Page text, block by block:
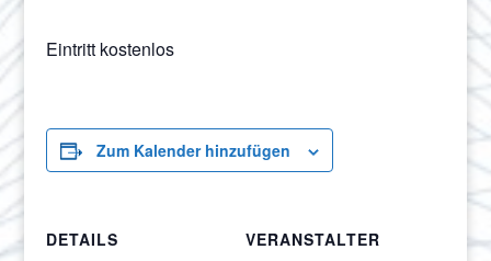
Eintritt kostenlos
Zum Kalender hinzufügen
DETAILS
VERANSTALTER